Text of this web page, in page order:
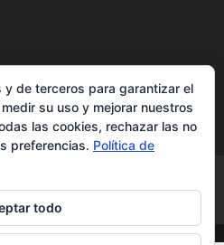
Accesibilidad
y de terceros para garantizar el
su uso y mejorar nuestros
las cookies, rechazar las no
preferencias. Política de
todo